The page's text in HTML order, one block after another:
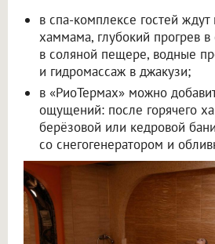
в спа-комплексе гостей ждут
хаммама, глубокий прогрев в
в соляной пещере, водные
и гидромассаж в джакузи;
в «РиоТермах» можно
ощущений: после горячего
берёзовой или кедровой
со снегогенератором и